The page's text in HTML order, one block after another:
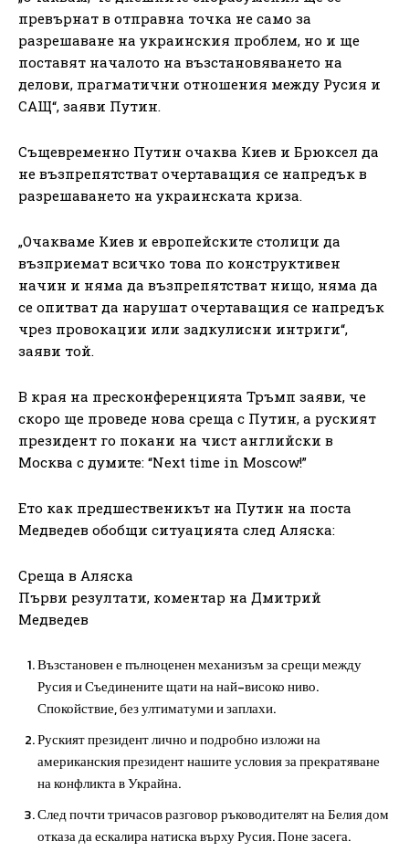
превърнат в отправна точка не само за
разрешаване на украинския проблем, но и ще
поставят началото на възстановяването на
делови, прагматични отношения между Русия и
САЩ“, заяви Путин.
Същевременно Путин очаква Киев и Брюксел да
не възпрепятстват очертаващия се напредък в
разрешаването на украинската криза.
„Очакваме Киев и европейските столици да
възприемат всичко това по конструктивен
начин и няма да възпрепятстват нищо, няма да
се опитват да нарушат очертаващия се напредък
чрез провокации или задкулисни интриги“,
заяви той.
В края на пресконференцията Тръмп заяви, че
скоро ще проведе нова среща с Путин, а руският
президент го покани на чист английски в
Москва с думите: “Next time in Moscow!”
Ето как предшественикът на Путин на поста
Медведев обобщи ситуацията след Аляска:
Среща в Аляска
Първи резултати, коментар на Дмитрий
Медведев
Възстановен е пълноценен механизъм за срещи между
Русия и Съединените щати на най-високо ниво.
Спокойствие, без ултиматуми и заплахи.
Руският президент лично и подробно изложи на
американския президент нашите условия за прекратяване
на конфликта в Украйна.
След почти тричасов разговор ръководителят на Белия дом
отказа да ескалира натиска върху Русия. Поне засега.